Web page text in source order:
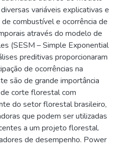
variáveis explicativas e
combustível e ocorrência de
através do modelo de
(SESM – Simple Exponential
preditivas proporcionaram
de ocorrências na
são de grande importância
corte florestal com
do setor florestal brasileiro,
que podem ser utilizadas
a um projeto florestal.
de desempenho. Power